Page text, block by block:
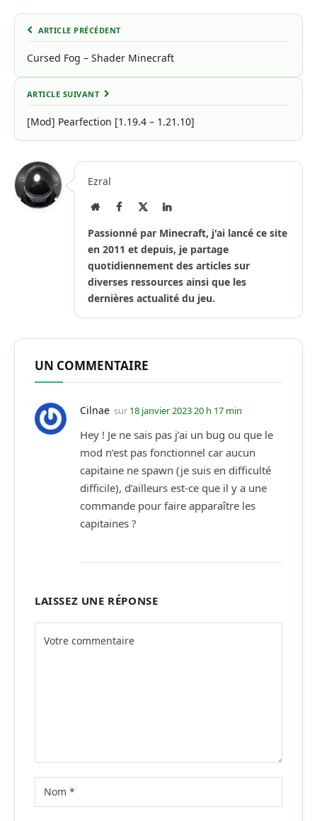
ARTICLE PRÉCÉDENT
Cursed Fog – Shader Minecraft
ARTICLE SUIVANT
[Mod] Pearfection [1.19.4 – 1.21.10]
Ezral
Site
Facebook
X
LinkedIn
Passionné par Minecraft, j'ai lancé ce site
en 2011 et depuis, je partage
quotidiennement des articles sur
diverses ressources ainsi que les
dernières actualité du jeu.
UN COMMENTAIRE
Cilnae sur 18 janvier 2023 20 h 17 min
Hey ! Je ne sais pas j’ai un bug ou que le
mod n’est pas fonctionnel car aucun
capitaine ne spawn (je suis en difficulté
difficile), d’ailleurs est-ce que il y a une
commande pour faire apparaître les
capitaines ?
LAISSEZ UNE RÉPONSE